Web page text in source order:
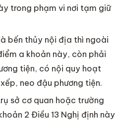
trong phạm vi nơi tạm giữ
bến thủy nội địa thì ngoài
a khoản này, còn phải
tiện, có nội quy hoạt
neo đậu phương tiện.
sở cơ quan hoặc trường
2 Điều 13 Nghị định này